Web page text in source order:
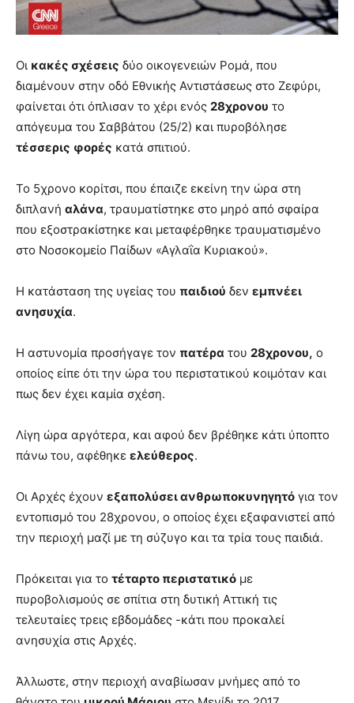
Οι κακές σχέσεις δύο οικογενειών Ρομά, που
διαμένουν στην οδό Εθνικής Αντιστάσεως στο Ζεφύρι,
φαίνεται ότι όπλισαν το χέρι ενός 28χρονου το
απόγευμα του Σαββάτου (25/2) και πυροβόλησε
τέσσερις φορές κατά σπιτιού.
Το 5χρονο κορίτσι, που έπαιζε εκείνη την ώρα στη
διπλανή αλάνα, τραυματίστηκε στο μηρό από σφαίρα
που εξοστρακίστηκε και μεταφέρθηκε τραυματισμένο
στο Νοσοκομείο Παίδων «Αγλαΐα Κυριακού».
Η κατάσταση της υγείας του παιδιού δεν εμπνέει
ανησυχία.
Η αστυνομία προσήγαγε τον πατέρα του 28χρονου, ο
οποίος είπε ότι την ώρα του περιστατικού κοιμόταν και
πως δεν έχει καμία σχέση.
Λίγη ώρα αργότερα, και αφού δεν βρέθηκε κάτι ύποπτο
πάνω του, αφέθηκε ελεύθερος.
Οι Αρχές έχουν εξαπολύσει ανθρωποκυνηγητό για τον
εντοπισμό του 28χρονου, ο οποίος έχει εξαφανιστεί από
την περιοχή μαζί με τη σύζυγο και τα τρία τους παιδιά.
Πρόκειται για το τέταρτο περιστατικό με
πυροβολισμούς σε σπίτια στη δυτική Αττική τις
τελευταίες τρεις εβδομάδες -κάτι που προκαλεί
ανησυχία στις Αρχές.
Άλλωστε, στην περιοχή αναβίωσαν μνήμες από το